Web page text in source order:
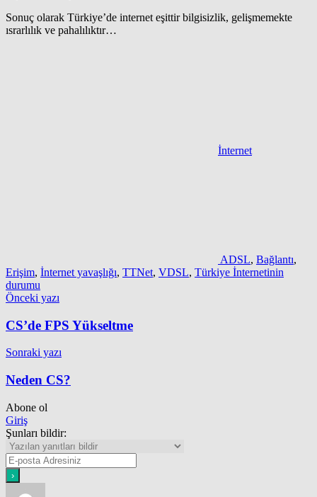
Sonuç olarak Türkiye’de internet eşittir bilgisizlik, gelişmemekte
ısrarlılık ve pahalılıktır…
İnternet
ADSL, Bağlantı,
Erişim, İnternet yavaşlığı, TTNet, VDSL, Türkiye İnternetinin
durumu
Yazı
gezinmesi
Önceki yazı
CS’de FPS Yükseltme
Sonraki yazı
Neden CS?
Abone ol
Giriş
Şunları bildir: